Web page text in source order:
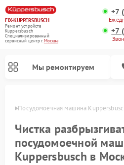
FIX-KUPPERSBUSCH
Ремонт устройств
Kuppersbusch
Специализированный
cервисный центр г.Москва
+7
+7
Мы ремонтируем
Посудомоечная машина
Чистка
посудомоечной
Kuppersbusch в